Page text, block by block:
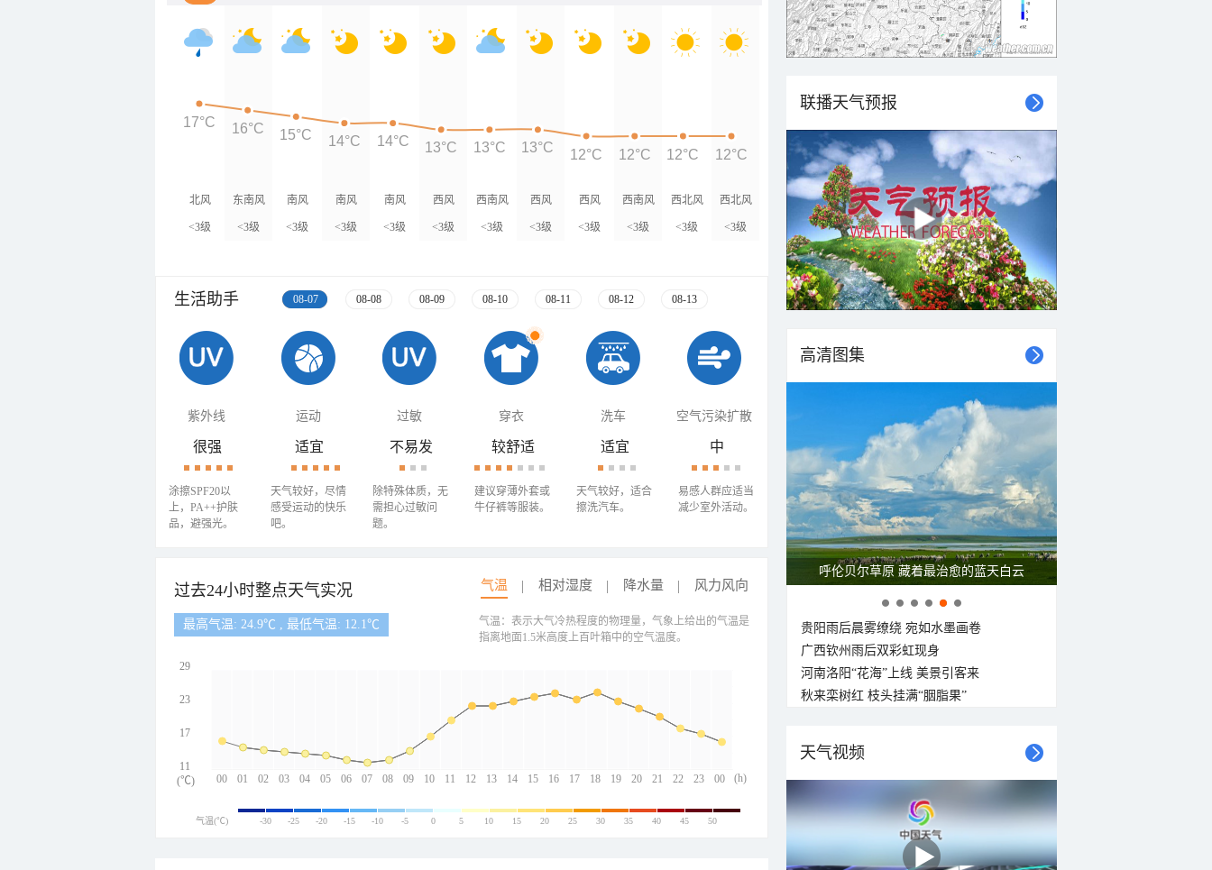
北风
<3级
东南风
<3级
南风
<3级
南风
<3级
南风
<3级
西风
<3级
西南风
<3级
西风
<3级
西风
<3级
西南风
<3级
西北风
<3级
西北风
<3级
17°C 16°C 15°C 14°C 14°C 13°C 13°C 13°C 12°C 12°C 12°C 12°C
生活助手 08-07 08-08 08-09 08-10 08-11 08-12 08-13
紫外线 运动 过敏 穿衣 洗车 空气污染扩散
很强
涂擦SPF20以
上，PA++护肤
品，避强光。
适宜
天气较好，尽情
感受运动的快乐
吧。
不易发
除特殊体质，无
需担心过敏问
题。
较舒适
建议穿薄外套或
牛仔裤等服装。
适宜
天气较好，适合
擦洗汽车。
中
易感人群应适当
减少室外活动。
过去24小时整点天气实况 气温 相对湿度 降水量 风力风向
最高气温: 24.9℃ , 最低气温: 12.1℃
00 01 02 03 04 05 06 07 08 09 10 11 12 13 14 15 16 17 18 19 20 21 22 23 00
29
23
17
11
(h)
(℃)
气温：表示大气冷热程度的物理量，气象上给出的气温是
指离地面1.5米高度上百叶箱中的空气温度。
气温(℃) -30 -25 -20 -15 -10 -5 0 5 10 15 20 25 30 35 40 45 50
联播天气预报
高清图集
呼伦贝尔草原 藏着最治愈的蓝天白云
贵阳雨后晨雾缭绕 宛如水墨画卷
广西钦州雨后双彩虹现身
河南洛阳“花海”上线 美景引客来
秋来栾树红 枝头挂满“胭脂果”
天气视频